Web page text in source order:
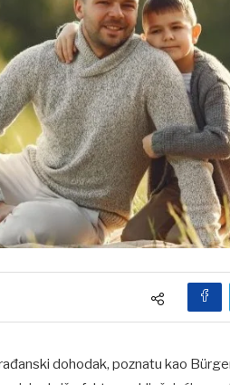
dohodak, poznatu kao